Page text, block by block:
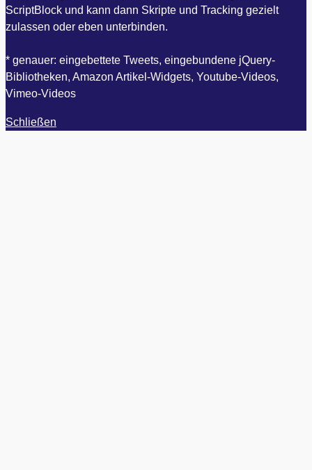
ScriptBlock und kann dann Skripte und Tracking gezielt
zulassen oder eben unterbinden.
* genauer: eingebettete Tweets, eingebundene jQuery-
Bibliotheken, Amazon Artikel-Widgets, Youtube-Videos,
Vimeo-Videos
Schließen